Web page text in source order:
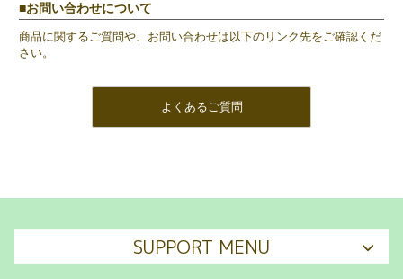
お問い合わせについて
商品に関するご質問や、お問い合わせは以下のリンク先をご確認くだ
さい。
よくあるご質問
SUPPORT MENU